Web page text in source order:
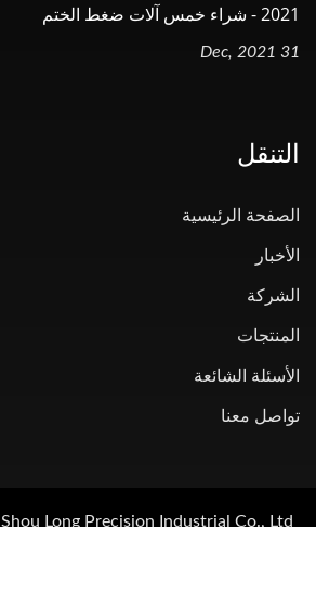
2021 - شراء خمس آلات ضغط الختم
31 Dec, 2021
التنقل
الصفحة الرئيسية
الأخبار
الشركة
المنتجات
الأسئلة الشائعة
تواصل معنا
Shou Long Precision Industrial Co., Ltd.